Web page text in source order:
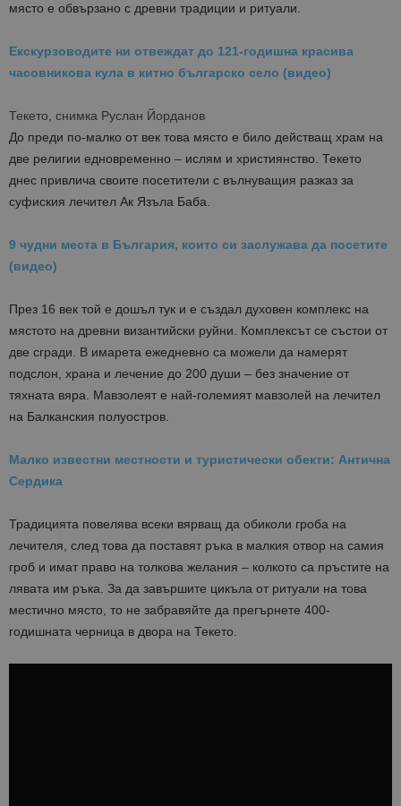
място е обвързано с древни традиции и ритуали.
Екскурзоводите ни отвеждат до 121-годишна красива
часовникова кула в китно българско село (видео)
Текето, снимка Руслан Йорданов
До преди по-малко от век това място е било действащ храм на
две религии едновременно – ислям и християнство. Текето
днес привлича своите посетители с вълнуващия разказ за
суфиския лечител Ак Язъла Баба.
9 чудни места в България, които си заслужава да посетите
(видео)
През 16 век той е дошъл тук и е създал духовен комплекс на
мястото на древни византийски руйни. Комплексът се състои от
две сгради. В имарета ежедневно са можели да намерят
подслон, храна и лечение до 200 души – без значение от
тяхната вяра. Мавзолеят е най-големият мавзолей на лечител
на Балканския полуостров.
Малко известни местности и туристически обекти: Антична
Сердика
Традицията повелява всеки вярващ да обиколи гроба на
лечителя, след това да поставят ръка в малкия отвор на самия
гроб и имат право на толкова желания – колкото са пръстите на
лявата им ръка. За да завършите цикъла от ритуали на това
местично място, то не забравяйте да прегърнете 400-
годишната черница в двора на Текето.